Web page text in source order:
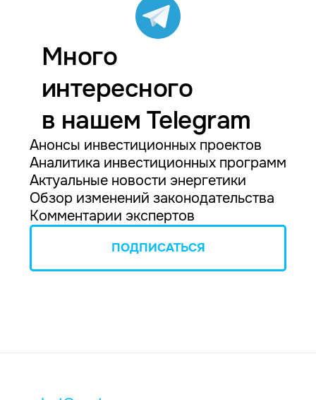
Много
интересного
в нашем Telegram
Анонсы инвестиционных проектов
Аналитика инвестиционных программ
Актуальные новости энергетики
Обзор изменений законодательства
Комментарии экспертов
ПОДПИСАТЬСЯ